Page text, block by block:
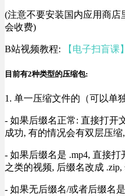
(注意不要安装国内应用商店
会收费)
B站视频教程: 【电子扫盲
目前有2种类型的压缩包:
1. 单一压缩文件的（可以单
- 如果后缀名正常: 直接打开
成功, 有的情况会有双层压
- 如果后缀名是 .mp4, 直接
之类的视频, 后缀名改成
- 如果无后缀名/或者后缀名